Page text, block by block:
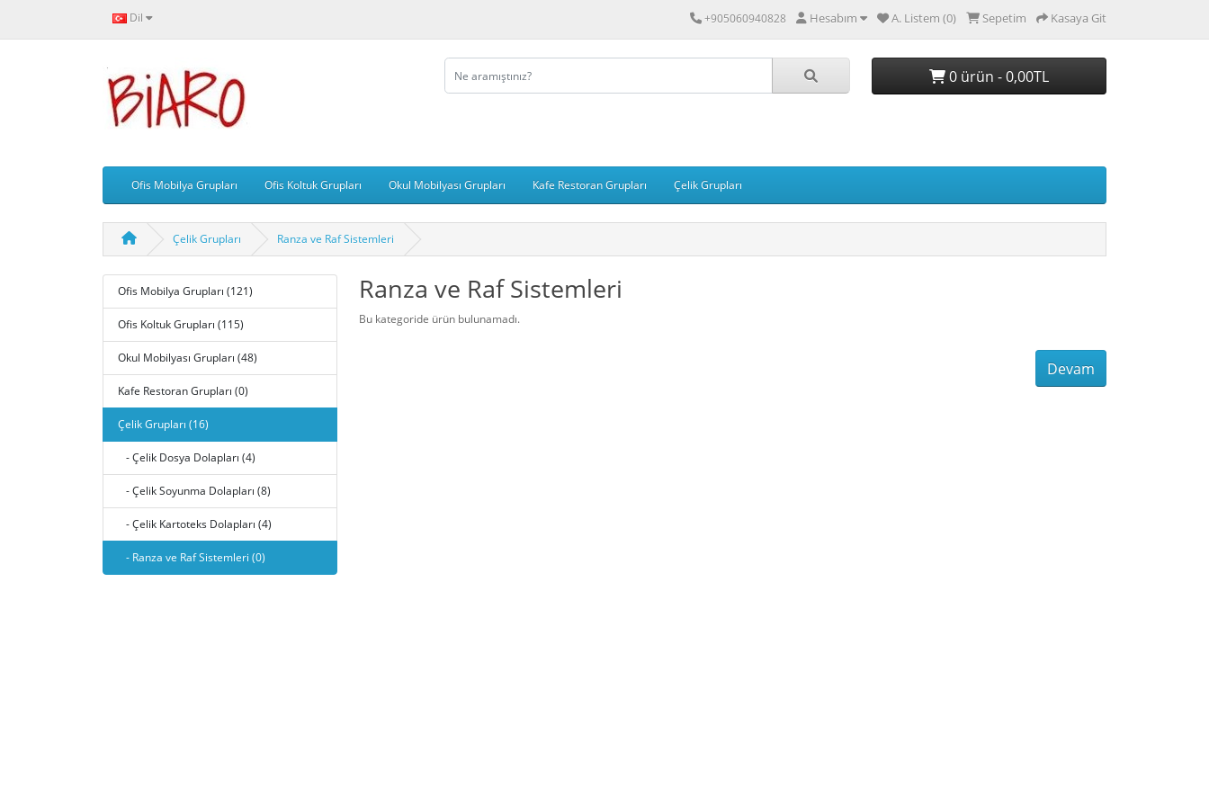
Dil +905060940828 Hesabım A. Listem (0) Sepetim Kasaya Git
0 ürün - 0,00TL
Ofis Mobilya Grupları Ofis Koltuk Grupları Okul Mobilyası Grupları Kafe Restoran Grupları Çelik Grupları
Çelik Grupları Ranza ve Raf Sistemleri
Ofis Mobilya Grupları (121)
Ofis Koltuk Grupları (115)
Okul Mobilyası Grupları (48)
Kafe Restoran Grupları (0)
Çelik Grupları (16)
- Çelik Dosya Dolapları (4)
- Çelik Soyunma Dolapları (8)
- Çelik Kartoteks Dolapları (4)
- Ranza ve Raf Sistemleri (0)
Ranza ve Raf Sistemleri
Bu kategoride ürün bulunamadı.
Devam